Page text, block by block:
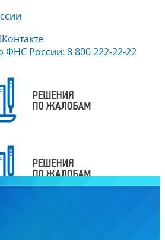
ФНС России: 8 800 222-22-22